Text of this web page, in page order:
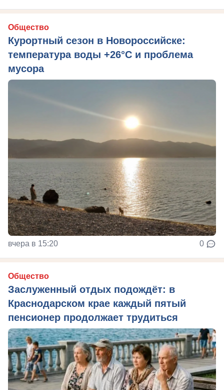
Общество
Курортный сезон в Новороссийске:
температура воды +26°C и проблема
мусора
вчера в 15:20 0
Общество
Заслуженный отдых подождёт: в
Краснодарском крае каждый пятый
пенсионер продолжает трудиться